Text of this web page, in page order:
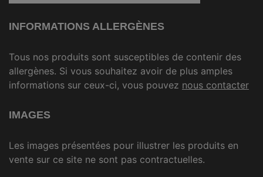
INFORMATIONS ALLERGÈNES
Tous nos produits sont susceptibles de contenir des
allergènes. Si vous souhaitez avoir de plus amples
informations sur ceux-ci, vous pouvez nous contacter
IMAGES
Les images présentées pour illustrer les produits en
vente sur ce site ne sont pas contractuelles.